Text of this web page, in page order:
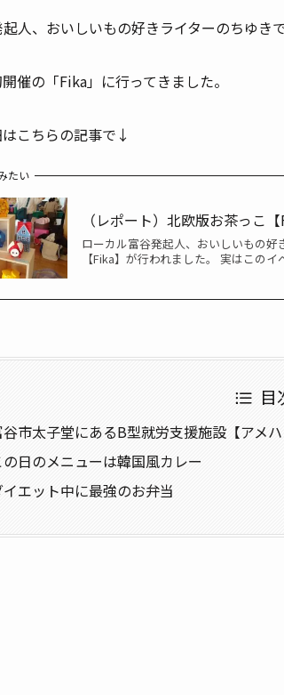
人、おいしいもの好きライターのちゆきで
催の「Fika」に行ってきました。
はこちらの記事で↓
たい
（レポート）北欧版お茶っこ
ローカル富谷発起人、おいしいもの
【Fika】が行われました。 実はこの
目
谷市太子堂にあるB型就労支援施設【アメハ
の日のメニューは韓国風カレー
イエット中に最強のお弁当